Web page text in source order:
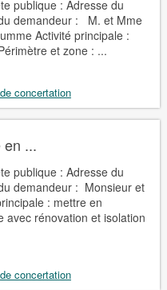
publique : Adresse du
demandeur : M. et Mme
Activité principale :
et zone : ...
concertation
en ...
publique : Adresse du
demandeur : Monsieur et
: mettre en
avec rénovation et isolation
concertation